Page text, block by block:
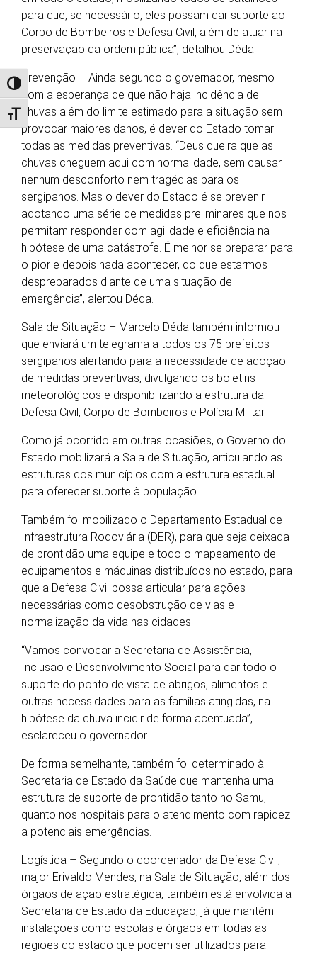
Alternar alto contraste
Alternar tamanho da fonte
para que, se necessário, eles possam dar suporte ao
Corpo de Bombeiros e Defesa Civil, além de atuar na
preservação da ordem pública”, detalhou Déda.
Prevenção – Ainda segundo o governador, mesmo
com a esperança de que não haja incidência de
chuvas além do limite estimado para a situação sem
provocar maiores danos, é dever do Estado tomar
todas as medidas preventivas. “Deus queira que as
chuvas cheguem aqui com normalidade, sem causar
nenhum desconforto nem tragédias para os
sergipanos. Mas o dever do Estado é se prevenir
adotando uma série de medidas preliminares que nos
permitam responder com agilidade e eficiência na
hipótese de uma catástrofe. É melhor se preparar para
o pior e depois nada acontecer, do que estarmos
despreparados diante de uma situação de
emergência”, alertou Déda.
Sala de Situação – Marcelo Déda também informou
que enviará um telegrama a todos os 75 prefeitos
sergipanos alertando para a necessidade de adoção
de medidas preventivas, divulgando os boletins
meteorológicos e disponibilizando a estrutura da
Defesa Civil, Corpo de Bombeiros e Polícia Militar.
Como já ocorrido em outras ocasiões, o Governo do
Estado mobilizará a Sala de Situação, articulando as
estruturas dos municípios com a estrutura estadual
para oferecer suporte à população.
Também foi mobilizado o Departamento Estadual de
Infraestrutura Rodoviária (DER), para que seja deixada
de prontidão uma equipe e todo o mapeamento de
equipamentos e máquinas distribuídos no estado, para
que a Defesa Civil possa articular para ações
necessárias como desobstrução de vias e
normalização da vida nas cidades.
“Vamos convocar a Secretaria de Assistência,
Inclusão e Desenvolvimento Social para dar todo o
suporte do ponto de vista de abrigos, alimentos e
outras necessidades para as famílias atingidas, na
hipótese da chuva incidir de forma acentuada”,
esclareceu o governador.
De forma semelhante, também foi determinado à
Secretaria de Estado da Saúde que mantenha uma
estrutura de suporte de prontidão tanto no Samu,
quanto nos hospitais para o atendimento com rapidez
a potenciais emergências.
Logística – Segundo o coordenador da Defesa Civil,
major Erivaldo Mendes, na Sala de Situação, além dos
órgãos de ação estratégica, também está envolvida a
Secretaria de Estado da Educação, já que mantém
instalações como escolas e órgãos em todas as
regiões do estado que podem ser utilizados para